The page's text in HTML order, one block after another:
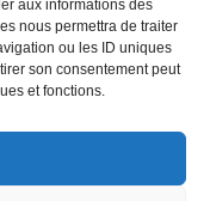
aux informations des
nous permettra de traiter
ou les ID uniques
son consentement peut
et fonctions.
son audience et